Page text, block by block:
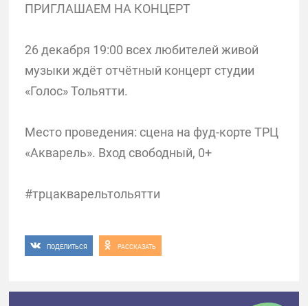
ПРИГЛАШАЕМ НА КОНЦЕРТ
26 декабря 19:00 всех любителей живой
музыки ждёт отчётный концерт студии
«Голос» Тольятти.
Место проведения: сцена на фуд-корте ТРЦ
«Акварель». Вход свободный, 0+
#трцакварельтольятти
ПОДЕЛИТЬСЯ РАССКАЗАТЬ